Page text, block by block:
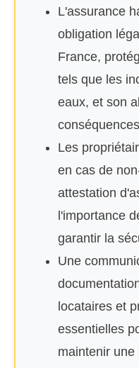
L'assurance
obligation
France,
tels que les
eaux, et son
Les
en cas de
attestation
l'importance
garantir la
Une
locataires et
essentielles
maintenir une